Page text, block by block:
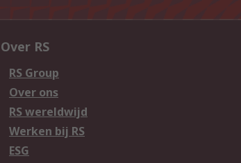
Over RS
RS Group
Over ons
RS wereldwijd
Werken bij RS
ESG